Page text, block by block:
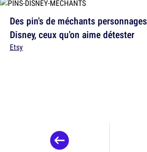
Des pin's de méchants personnages
Disney, ceux qu'on aime détester
Etsy